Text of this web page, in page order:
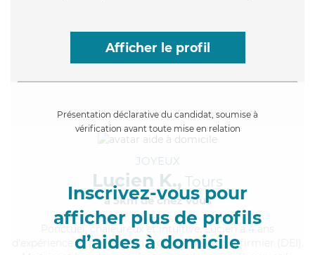
Afficher le profil
Présentation déclarative du candidat, soumise à
vérification avant toute mise en relation
Inscrivez-vous pour
afficher plus de profils
d’aides à domicile
JOYEUX
Lucien K., Tours
à 5km de chez Vous
, chaleureux et intuitive, Lucien a 4 ans
d'expérience et possède un diplôme d'Etat d'infirmier (DEI).